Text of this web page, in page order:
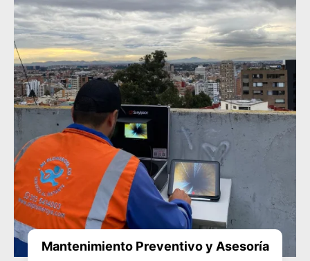
Mantenimiento Preventivo y Asesoría